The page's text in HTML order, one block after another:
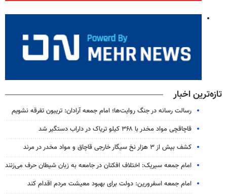
تازه‌ترین اخبار
رسالت رسانه در جنگ روایت‌ها؛ امام جمعه آرادان: تریبون تفرقه نشویم
قاچاقچی مواد مخدر با ۳۶۸ کیلو تریاک در داراب دستگیر شد
کشف بیش از ۳ هزار نخ سیگار خارجی قاچاق و مواد مخدر در مرند
امام جمعه سیریک: اختلاف افکنان در جامعه به زبان شیطان حرف می‌زنند
امام جمعه اسفرورین: دولت برای بهبود معیشت مردم اقدام کند